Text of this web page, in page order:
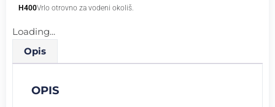
H400Vrlo otrovno za vodeni okoliš.
Loading...
Opis
OPIS